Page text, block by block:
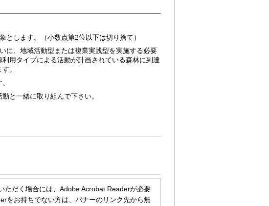
します。（小数点第2位以下は切り捨て）
に、地域活動型または複業実践型を実施する必要
用タイプによる活動が計画されている森林に到達
。
と一緒に取り組んで下さい。
ただく場合には、Adobe Acrobat Readerが必要
をお持ちでない方は、バナーのリンク先から無